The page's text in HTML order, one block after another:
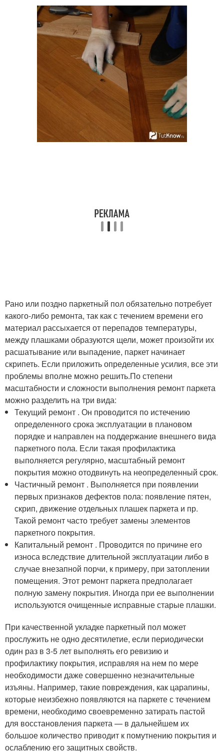
Рано или поздно паркетный пол обязательно потребует
какого-либо ремонта, так как с течением времени его
материал рассыхается от перепадов температуры,
между плашками образуются щели, может произойти их
расшатывание или выпадение, паркет начинает
скрипеть. Если приложить определенные усилия, все эти
проблемы вполне можно решить.По степени
масштабности и сложности выполнения ремонт паркета
можно разделить на три вида:
Текущий ремонт . Он проводится по истечению
определенного срока эксплуатации в плановом
порядке и направлен на поддержание внешнего вида
паркетного пола. Если такая профилактика
выполняется регулярно, масштабный ремонт
покрытия можно отодвинуть на неопределенный срок.
Частичный ремонт . Выполняется при появлении
первых признаков дефектов пола: появление пятен,
скрип, движение отдельных плашек паркета и пр.
Такой ремонт часто требует замены элементов
паркетного покрытия.
Капитальный ремонт . Проводится по причине его
износа вследствие длительной эксплуатации либо в
случае внезапной порчи, к примеру, при затоплении
помещения. Этот ремонт паркета предполагает
полную замену покрытия. Иногда при ее выполнении
используются очищенные исправные старые плашки.
При качественной укладке паркетный пол может
прослужить не одно десятилетие, если периодически
один раз в 3-5 лет выполнять его ревизию и
профилактику покрытия, исправляя на нем по мере
необходимости даже совершенно незначительные
изъяны. Например, такие повреждения, как царапины,
которые неизбежно появляются на паркете с течением
времени, необходимо своевременно затирать пастой
для восстановления паркета — в дальнейшем их
большое количество приводит к помутнению покрытия и
ослаблению его защитных свойств.